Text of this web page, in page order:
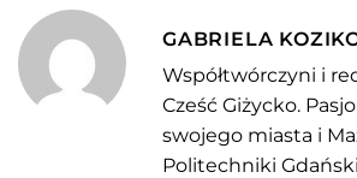
GABRIELA
Współtwórczyni i
Cześć Giżycko.
swojego miasta i
Politechniki